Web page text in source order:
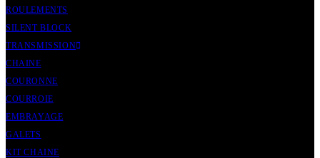
ROULEMENTS
SILENT BLOCK
TRANSMISSION
CHAINE
COURONNE
COURROIE
EMBRAYAGE
GALETS
KIT CHAINE